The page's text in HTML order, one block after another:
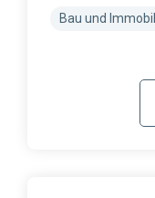
Bau und